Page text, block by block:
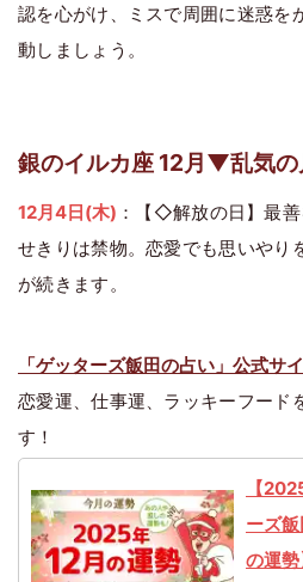
認を心がけ、ミスで周囲に迷惑を
動しましょう。
銀のイルカ座 12月▼乱気の
12月4日(木) ：【◇解放の日】最
せきりは禁物。恋愛でも思いやり
が続きます。
「ゲッターズ飯田の占い」公式サ
恋愛運、仕事運、ラッキーフード
す！
【
ーズ
の運勢